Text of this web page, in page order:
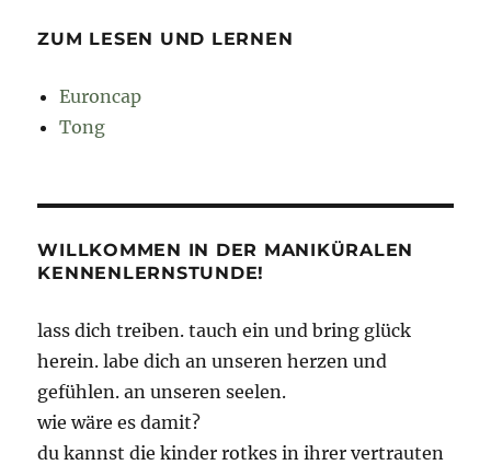
ZUM LESEN UND LERNEN
Euroncap
Tong
WILLKOMMEN IN DER MANIKÜRALEN
KENNENLERNSTUNDE!
lass dich treiben. tauch ein und bring glück
herein. labe dich an unseren herzen und
gefühlen. an unseren seelen.
wie wäre es damit?
du kannst die kinder rotkes in ihrer vertrauten